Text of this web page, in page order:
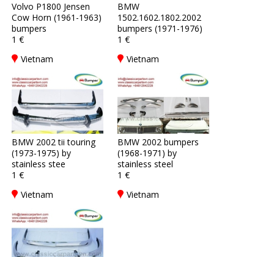
Volvo P1800 Jensen
Cow Horn (1961-1963)
bumpers
1 €
Vietnam
BMW
1502.1602.1802.2002
bumpers (1971-1976)
1 €
Vietnam
BMW 2002 tii touring
(1973-1975) by
stainless stee
1 €
Vietnam
BMW 2002 bumpers
(1968-1971) by
stainless steel
1 €
Vietnam